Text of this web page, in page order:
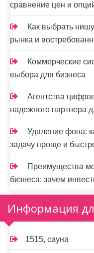
сравнение цен и
Как выбрать
рынка и
Коммерческие
выбора для бизнеса
Агентства
надежного партнера
Удаление фона:
задачу проще и
Преимущества
бизнеса: зачем
Информация
1515, сауна